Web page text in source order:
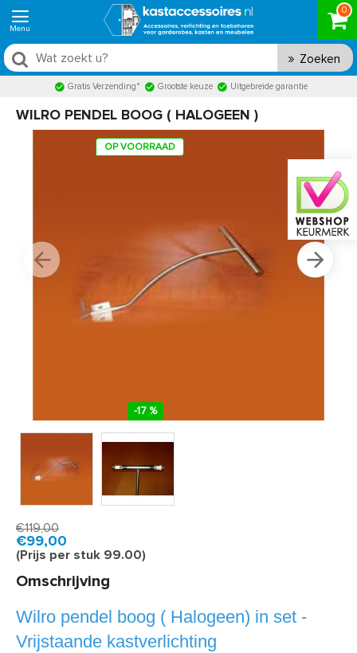
0
Zoeken
Gratis Verzending* Grootste keuze Uitgebreide garantie
WILRO PENDEL BOOG ( HALOGEEN )
OP VOORRAAD
-17 %
Snel in huis, 1 á 2 werkdagen
€119,00
€99,00
(Prijs per stuk 99.00)
Omschrijving
Wilro pendel boog ( Halogeen) in set -
Vrijstaande kastverlichting